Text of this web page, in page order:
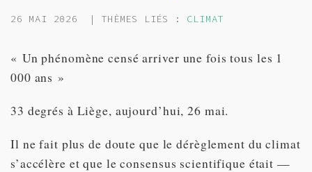
26 MAI 2026 | THÈMES LIÉS : CLIMAT
« Un phénomène censé arriver une fois tous les 1
000 ans »
33 degrés à Liège, aujourd’hui, 26 mai.
Il ne fait plus de doute que le dérèglement du climat
s’accélère et que le consensus scientifique était —